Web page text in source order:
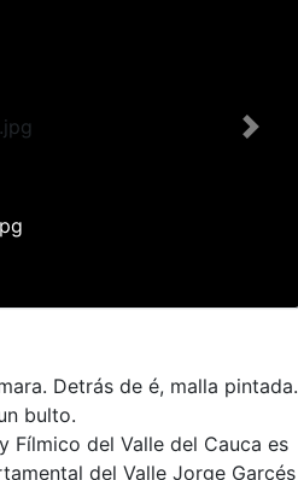
Next
Detrás de é, malla pintada.
bulto.
Fílmico del Valle del Cauca es
del Valle Jorge Garcés